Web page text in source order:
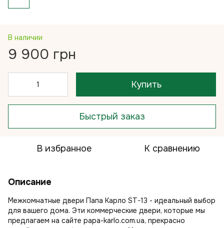
В наличии
9 900 грн
Купить
Быстрый заказ
В избранное К сравнению
Описание
Межкомнатные двери Папа Карло ST-13 - идеальный выбор
для вашего дома. Эти коммерческие двери, которые мы
предлагаем на сайте papa-karlo.com.ua, прекрасно